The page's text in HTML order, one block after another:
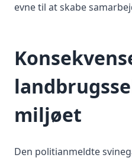
evne til at skabe
miljøet
Den politianmeldte